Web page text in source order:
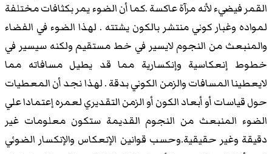
القمر فيضيء لأنه مرآة عاكسة .كما أن الضوء يمر بكثافات مختلفة
لمواده وغبار كوني منتشر بالكون يشتته . لهذا الضوء في الفضاء
والمنبعث من النجوم لايسير في خط مستقيم ولكنه سيسير في
خطوط إنعكاسية وإنكسارية مما قد يطيل مسافاته مما
لايعطينا المسافات والزمن الكوني بدقة . لهذا نجد أن المعطيات
حول قياسات أو أبعاد الكون أو الزمن التقديري لعمره إعتمادا علي
الضوء المنبعث من النجوم القديمة ستكون معلومات غير
دقيقة وغير حقيقية.وحسب قوانين الإنعكاس والإنكسار الضوئي